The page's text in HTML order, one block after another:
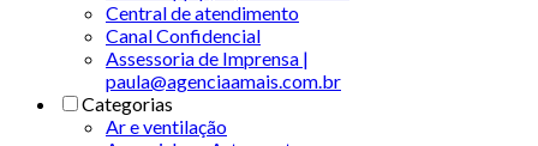
Central de atendimento
Canal Confidencial
Assessoria de Imprensa |
paula@agenciaamais.com.br
Categorias
Ar e ventilação